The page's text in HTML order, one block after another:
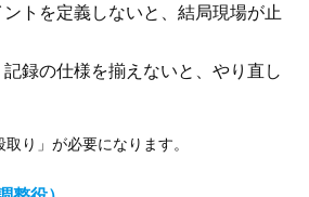
トを定義しないと、結局現場が止
録の仕様を揃えないと、やり直し
り」が必要になります。